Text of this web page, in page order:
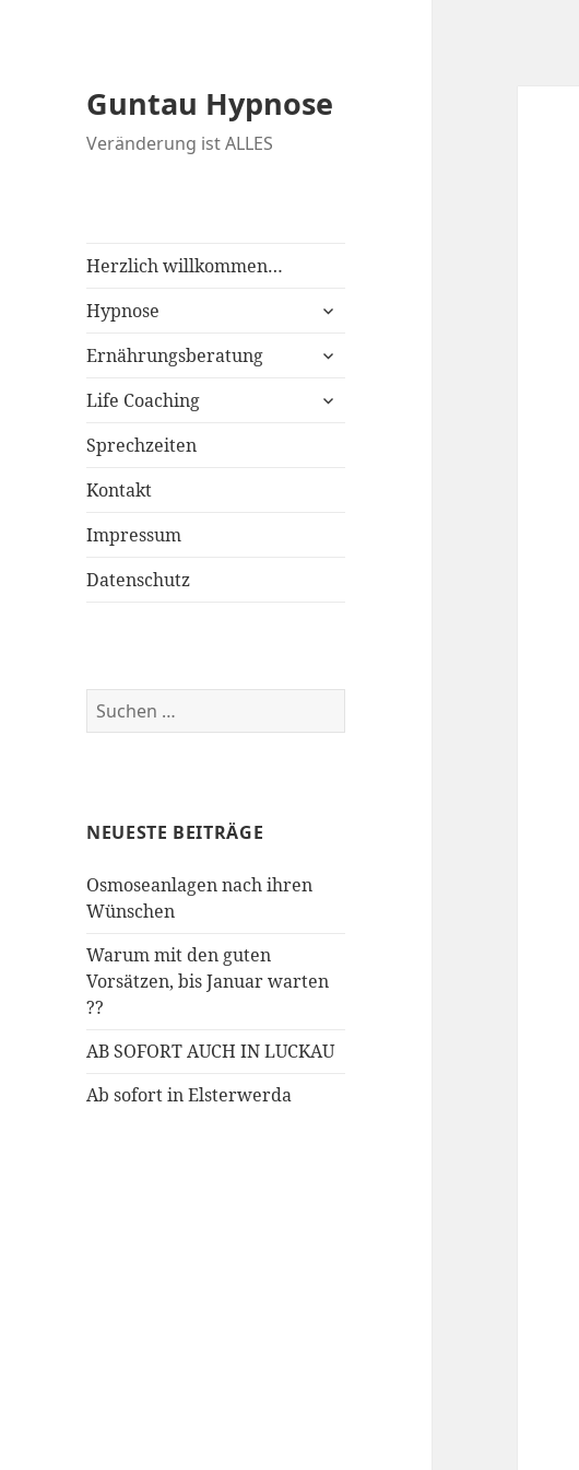
Guntau Hypnose
Veränderung ist ALLES
Herzlich willkommen…
Hypnose
untermenü
Ernährungsberatung
untermenü
Life Coaching
untermenü
Sprechzeiten
Kontakt
Impressum
Datenschutz
Suchen
nach:
NEUESTE BEITRÄGE
Osmoseanlagen nach ihren
Wünschen
Warum mit den guten
Vorsätzen, bis Januar warten
??
AB SOFORT AUCH IN LUCKAU
Ab sofort in Elsterwerda